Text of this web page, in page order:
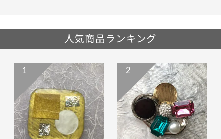
人気商品ランキング
1 2